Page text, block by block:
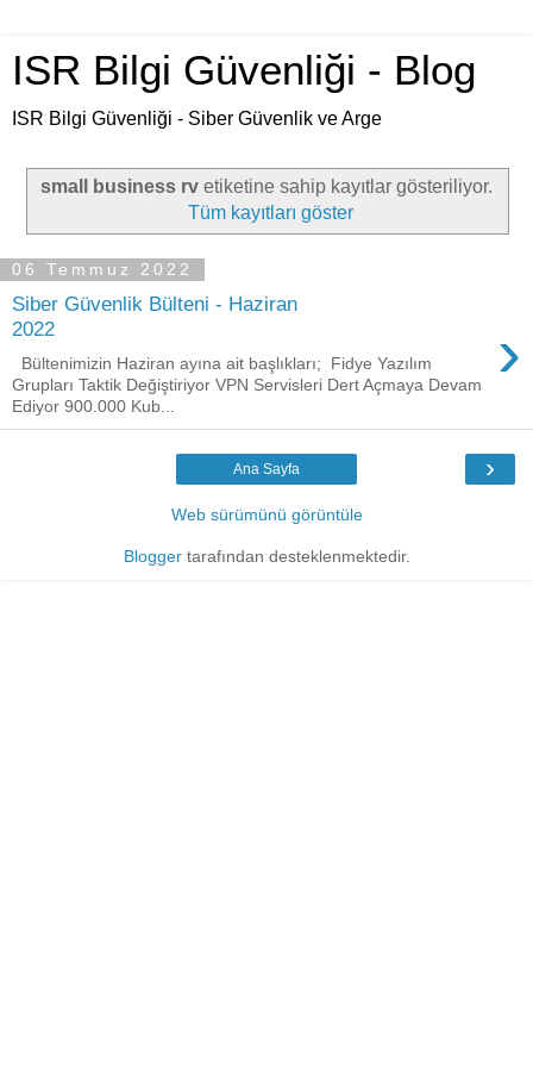
ISR Bilgi Güvenliği - Blog
ISR Bilgi Güvenliği - Siber Güvenlik ve Arge
small business rv etiketine sahip kayıtlar gösteriliyor.
Tüm kayıtları göster
06 Temmuz 2022
Siber Güvenlik Bülteni - Haziran
2022
›
Bültenimizin Haziran ayına ait başlıkları; Fidye Yazılım
Grupları Taktik Değiştiriyor VPN Servisleri Dert Açmaya Devam
Ediyor 900.000 Kub...
›
Ana Sayfa
Web sürümünü görüntüle
Bloggertarafından desteklenmektedir.